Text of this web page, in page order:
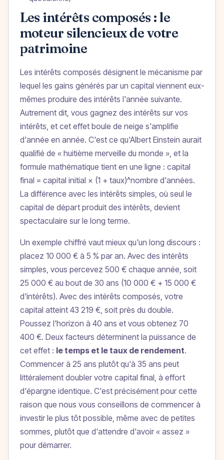
Les intérêts composés : le
moteur silencieux de votre
patrimoine
Les intérêts composés désignent le mécanisme par
lequel les gains générés par un capital viennent eux-
mêmes produire des intérêts l'année suivante.
Autrement dit, vous gagnez des intérêts sur vos
intérêts, et cet effet boule de neige s'amplifie
d'année en année. C'est ce qu'Albert Einstein aurait
qualifié de « huitième merveille du monde », et la
formule mathématique tient en une ligne : capital
final = capital initial × (1 + taux)^nombre d'années.
La différence avec les intérêts simples, où seul le
capital de départ produit des intérêts, devient
spectaculaire sur le long terme.
Un exemple chiffré vaut mieux qu'un long discours :
placez 10 000 € à 5 % par an. Avec des intérêts
simples, vous percevez 500 € chaque année, soit
25 000 € au bout de 30 ans (10 000 € + 15 000 €
d'intérêts). Avec des intérêts composés, votre
capital atteint 43 219 €, soit près du double.
Poussez l'horizon à 40 ans et vous obtenez 70
400 €. Deux facteurs déterminent la puissance de
cet effet : le temps et le taux de rendement.
Commencer à 25 ans plutôt qu'à 35 ans peut
littéralement doubler votre capital final, à effort
d'épargne identique. C'est précisément pour cette
raison que nous vous conseillons de commencer à
investir le plus tôt possible, même avec de petites
sommes, plutôt que d'attendre d'avoir « assez »
pour démarrer.